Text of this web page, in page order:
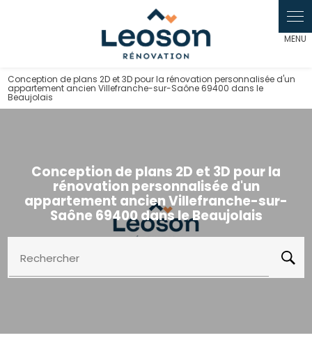
Conception de plans 2D et 3D pour la rénovation personnalisée d'un
appartement ancien Villefranche-sur-Saône 69400 dans le
Beaujolais
Conception de plans 2D et 3D pour la
rénovation personnalisée d'un
appartement ancien Villefranche-sur-
Saône 69400 dans le Beaujolais
Rechercher
Panneau de gestion des cookies